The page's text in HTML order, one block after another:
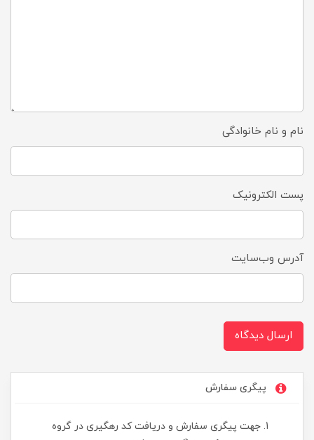
نام و نام خانوادگی
پست الکترونیک
آدرس وب‌سایت
ارسال دیدگاه
پیگری سفارش
جهت پیگری سفارش و دریافت کد رهگیری در گروه